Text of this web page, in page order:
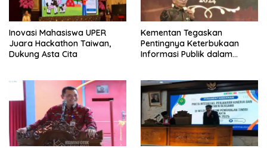
Inovasi Mahasiswa UPER
Juara Hackathon Taiwan,
Dukung Asta Cita
Kementan Tegaskan
Pentingnya Keterbukaan
Informasi Publik dalam